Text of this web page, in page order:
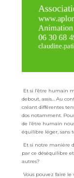
Et si l’être humain
debout, assis… Au
créant différentes
dos notamment.
de l’être humain
équilibre léger, sans
Et si notre manière
par ce déséquilibre
autres?
Vous pouvez faire le